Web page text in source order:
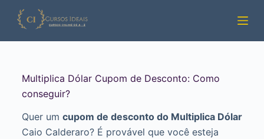
Pular
para
Multiplica Dólar Cupom de Desconto: Como
conseguir?
Quer um cupom de desconto do Multiplica Dólar
Caio Calderaro? É provável que você esteja